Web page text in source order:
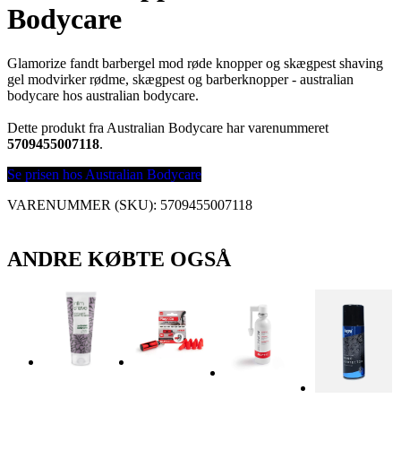
Bodycare
Glamorize fandt barbergel mod røde knopper og skægpest shaving
gel modvirker rødme, skægpest og barberknopper - australian
bodycare hos australian bodycare.
Dette produkt fra Australian Bodycare har varenummeret
5709455007118.
Se prisen hos Australian Bodycare
VARENUMMER (SKU): 5709455007118
ANDRE KØBTE OGSÅ